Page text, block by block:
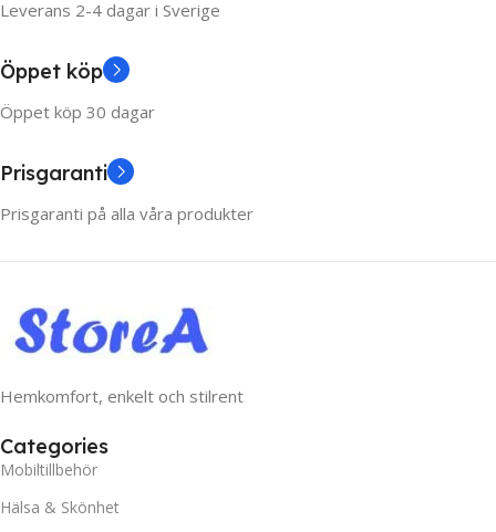
Leverans 2-4 dagar i Sverige
Öppet köp
Öppet köp 30 dagar
Prisgaranti
Prisgaranti på alla våra produkter
Hemkomfort, enkelt och stilrent
Categories
Mobiltillbehör
Hälsa & Skönhet